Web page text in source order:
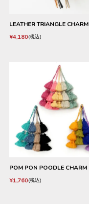
LEATHER TRIANGLE CHARM
¥4,180 税込
POM PON POODLE CHARM
¥1,760 税込